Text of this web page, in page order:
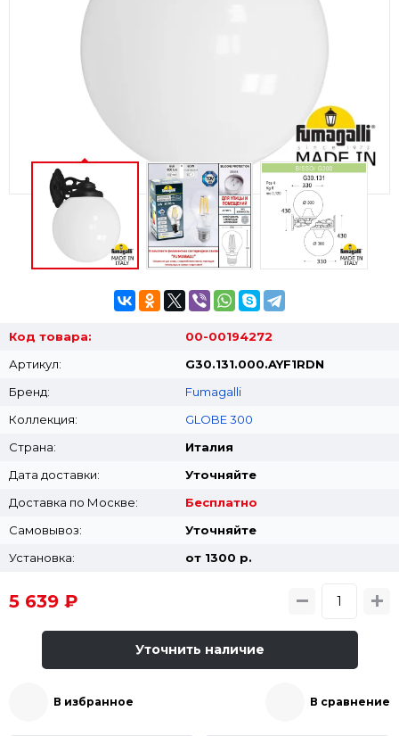
Код товара:
00-00194272
Артикул:
G30.131.000.AYF1RDN
Бренд:
Fumagalli
Коллекция:
GLOBE 300
Страна:
Италия
Дата доставки:
Уточняйте
Доставка по Москве:
Бесплатно
Самовывоз:
Уточняйте
Установка:
от 1300 p.
5 639 ₽
Уточнить наличие
В избранное В сравнение